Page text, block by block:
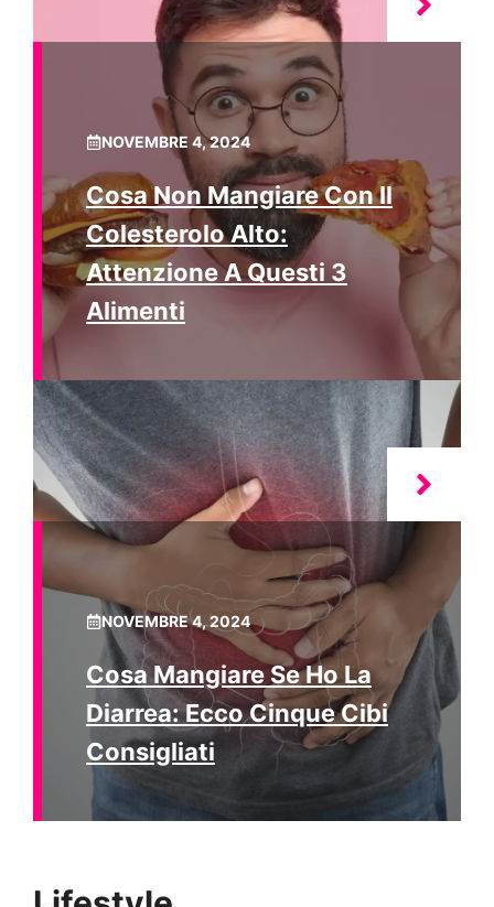
NOVEMBRE 4, 2024
Cosa Non Mangiare Con Il
Colesterolo Alto:
Attenzione A Questi 3
Alimenti
NOVEMBRE 4, 2024
Cosa Mangiare Se Ho La
Diarrea: Ecco Cinque Cibi
Consigliati